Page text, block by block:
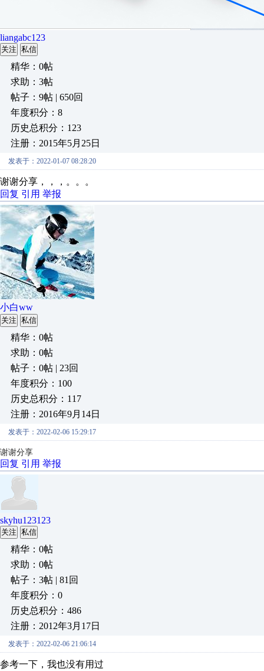
liangabc123
关注 私信
精华：0帖
求助：3帖
帖子：9帖 | 650回
年度积分：8
历史总积分：123
注册：2015年5月25日
发表于：2022-01-07 08:28:20
谢谢分享，，，。。。
回复 引用 举报
小白ww
关注 私信
精华：0帖
求助：0帖
帖子：0帖 | 23回
年度积分：100
历史总积分：117
注册：2016年9月14日
发表于：2022-02-06 15:29:17
谢谢分享
回复 引用 举报
skyhu123123
关注 私信
精华：0帖
求助：0帖
帖子：3帖 | 81回
年度积分：0
历史总积分：486
注册：2012年3月17日
发表于：2022-02-06 21:06:14
参考一下，我也没有用过